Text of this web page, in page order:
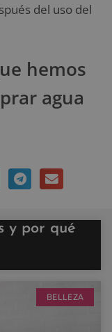
del uso del
hemos
agua
y por qué
BELLEZA